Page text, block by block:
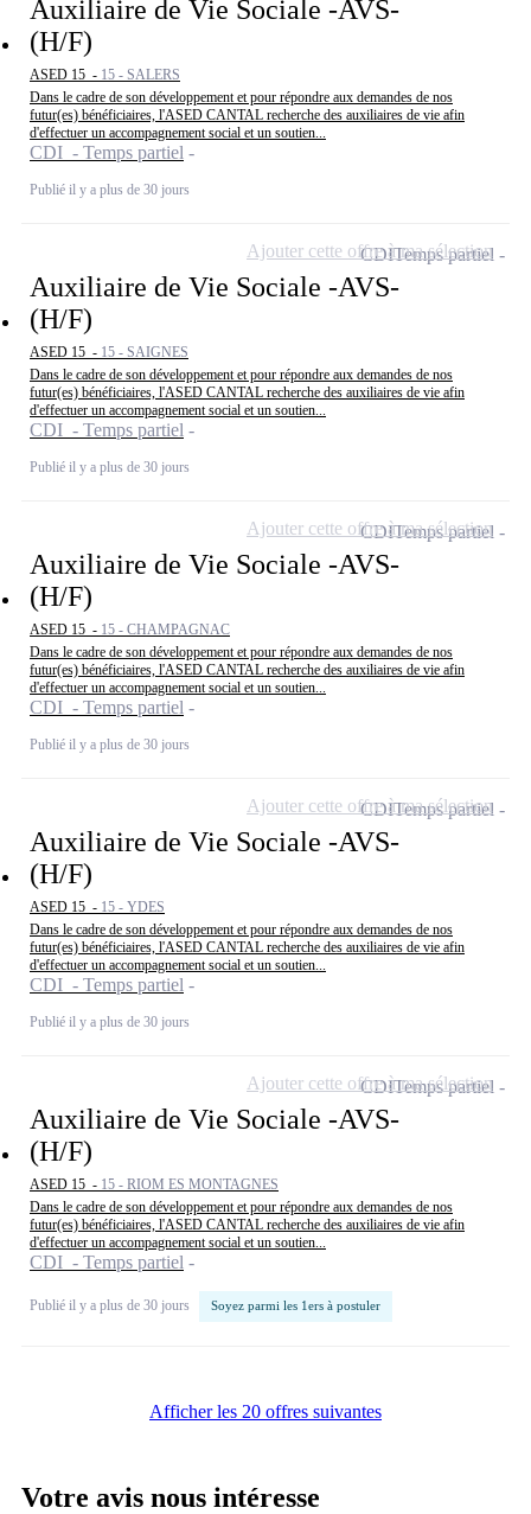
Auxiliaire de Vie Sociale -AVS-
(H/F)
ASED 15 - 15 - SALERS
Dans le cadre de son développement et pour répondre aux demandes de nos
futur(es) bénéficiaires, l'ASED CANTAL recherche des auxiliaires de vie afin
d'effectuer un accompagnement social et un soutien...
CDI - Temps partiel
Publié il y a plus de 30 jours
Auxiliaire de Vie Sociale -AVS-
(H/F)
ASED 15 - 15 - SAIGNES
Dans le cadre de son développement et pour répondre aux demandes de nos
futur(es) bénéficiaires, l'ASED CANTAL recherche des auxiliaires de vie afin
d'effectuer un accompagnement social et un soutien...
CDI - Temps partiel
Publié il y a plus de 30 jours
CDITemps partiel
Ajouter cette offre à ma sélection
Auxiliaire de Vie Sociale -AVS-
(H/F)
ASED 15 - 15 - CHAMPAGNAC
Dans le cadre de son développement et pour répondre aux demandes de nos
futur(es) bénéficiaires, l'ASED CANTAL recherche des auxiliaires de vie afin
d'effectuer un accompagnement social et un soutien...
CDI - Temps partiel
Publié il y a plus de 30 jours
CDITemps partiel
Ajouter cette offre à ma sélection
Auxiliaire de Vie Sociale -AVS-
(H/F)
ASED 15 - 15 - YDES
Dans le cadre de son développement et pour répondre aux demandes de nos
futur(es) bénéficiaires, l'ASED CANTAL recherche des auxiliaires de vie afin
d'effectuer un accompagnement social et un soutien...
CDI - Temps partiel
Publié il y a plus de 30 jours
CDITemps partiel
Ajouter cette offre à ma sélection
Auxiliaire de Vie Sociale -AVS-
(H/F)
ASED 15 - 15 - RIOM ES MONTAGNES
Dans le cadre de son développement et pour répondre aux demandes de nos
futur(es) bénéficiaires, l'ASED CANTAL recherche des auxiliaires de vie afin
d'effectuer un accompagnement social et un soutien...
CDI - Temps partiel
Publié il y a plus de 30 jours Soyez parmi les 1ers à postuler
CDITemps partiel
Ajouter cette offre à ma sélection
Afficher les 20 offres suivantes
Votre avis nous intéresse